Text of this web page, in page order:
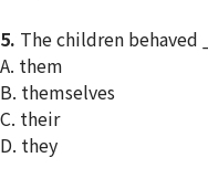
5. The children behaved
A. them
B. themselves
C. their
D. they